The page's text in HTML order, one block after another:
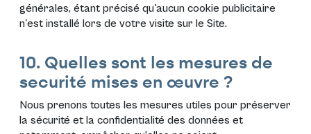
générales, étant précisé qu'aucun cookie publicitaire
n'est installé lors de votre visite sur le Site.
10. Quelles sont les mesures de
securité mises en œuvre ?
Nous prenons toutes les mesures utiles pour préserver
la sécurité et la confidentialité des données et